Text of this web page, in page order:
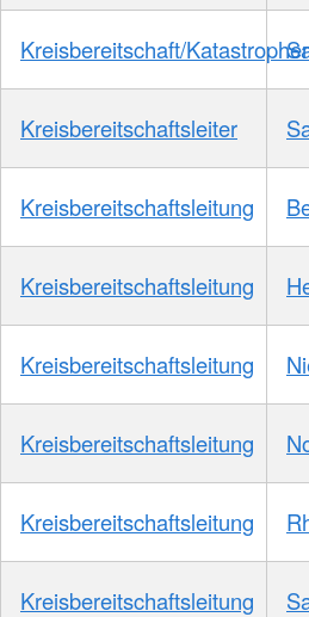
Kreisbereitschaft/
Kreisbereitschaftsleiter
Kreisbereitschaftsleitung
Kreisbereitschaftsleitung
Kreisbereitschaftsleitung
Kreisbereitschaftsleitung
Kreisbereitschaftsleitung
Kreisbereitschaftsleitung